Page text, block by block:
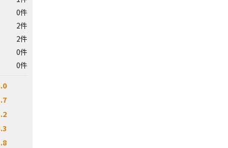
0件
2件
2件
0件
0件